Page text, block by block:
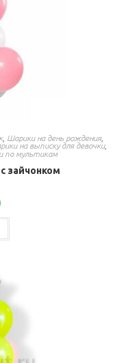
, Шарики на день рождения,
на выписку для девочки,
по мультикам
зайчонком